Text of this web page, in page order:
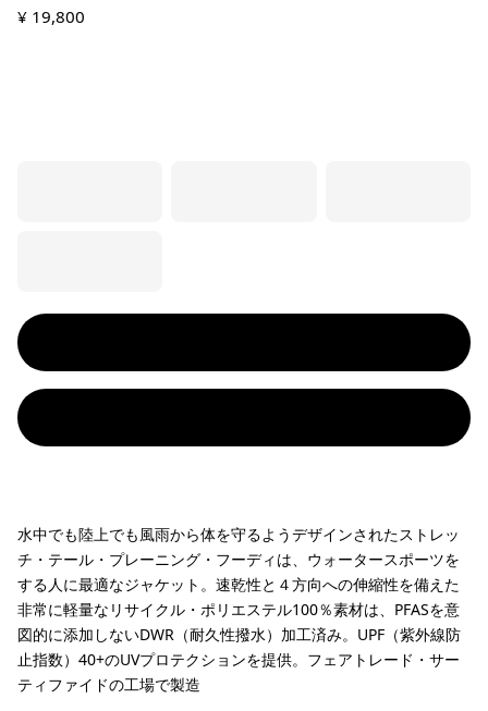
¥ 19,800
水中でも陸上でも風雨から体を守るようデザインされたストレッ
チ・テール・プレーニング・フーディは、ウォータースポーツを
する人に最適なジャケット。速乾性と４方向への伸縮性を備えた
非常に軽量なリサイクル・ポリエステル100％素材は、PFASを意
図的に添加しないDWR（耐久性撥水）加工済み。UPF（紫外線防
止指数）40+のUVプロテクションを提供。フェアトレード・サー
ティファイドの工場で製造